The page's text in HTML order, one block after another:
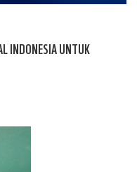
INDONESIA UNTUK